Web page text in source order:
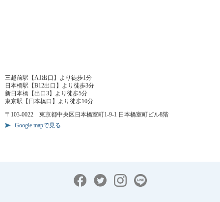
三越前駅【A1出口】より徒歩1分
日本橋駅【B12出口】より徒歩3分
新日本橋【出口3】より徒歩5分
東京駅【日本橋口】より徒歩10分
〒103-0022 東京都中央区日本橋室町1-9-1 日本橋室町ビル8階
Google mapで見る